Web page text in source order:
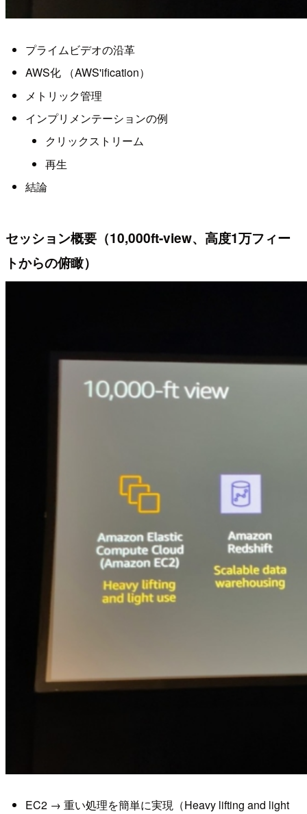
プライムビデオの沿革
AWS化 （AWS'ification）
メトリック管理
インプリメンテーションの例
クリックストリーム
再生
結論
セッション概要（10,000ft-view、高度1万フィー
トからの俯瞰）
EC2 → 重い処理を簡単に実現（Heavy lifting and light